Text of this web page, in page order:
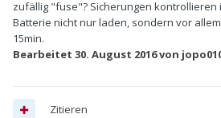
zufällig "fuse"? Sicherungen kontrollieren
Batterie nicht nur laden, sondern vor
15min.
Bearbeitet 30. August 2016von
Zitieren